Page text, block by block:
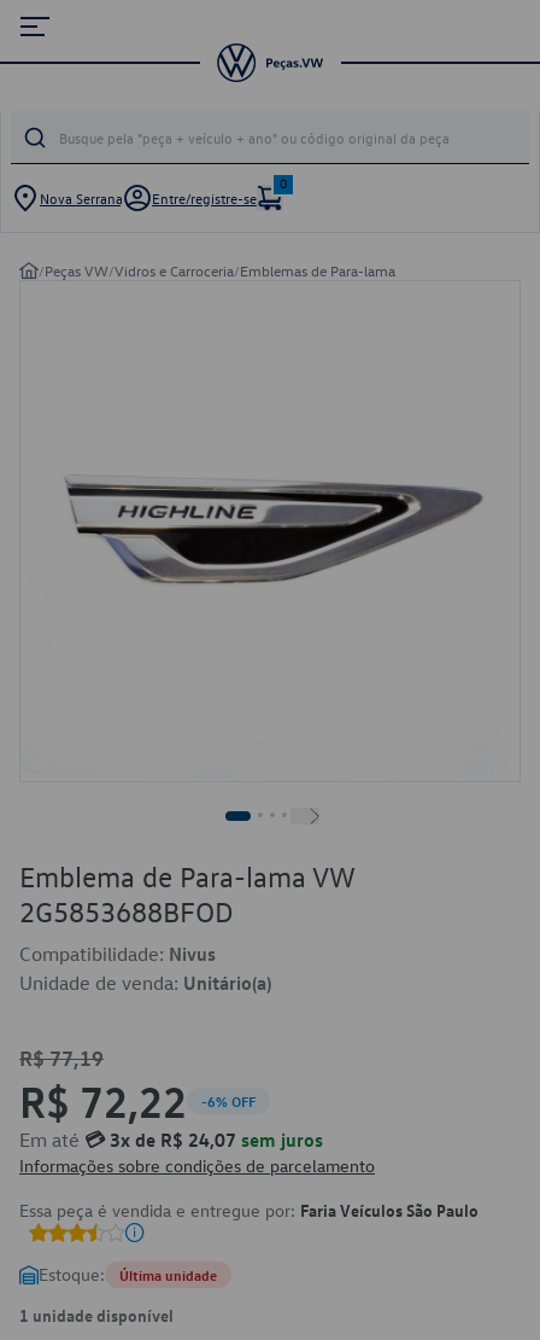
Nova Serrana Entre/registre-se
0
/Peças VW/Vidros e Carroceria/Emblemas de Para-lama
Emblema de Para-lama VW
2G5853688BFOD
Compatibilidade: Nivus
Unidade de venda: Unitário(a)
R$ 77,19
R$ 72,22 -6% OFF
Em até 💳 3x de R$ 24,07 sem juros
Informações sobre condições de parcelamento
Essa peça é vendida e entregue por: Faria Veículos São Paulo
Estoque: Última unidade
1 unidade disponível